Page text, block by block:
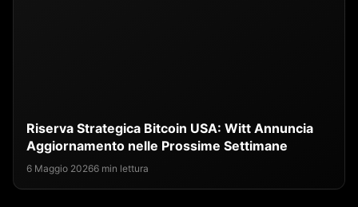
Riserva Strategica Bitcoin USA: Witt Annuncia
Aggiornamento nelle Prossime Settimane
6 Maggio 20266 min lettura